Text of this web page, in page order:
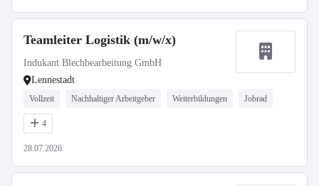
Teamleiter Logistik (m/w/x)
Indukant Blechbearbeitung GmbH
Lennestadt
Vollzeit Nachhaltiger Arbeitgeber Weiterbildungen Jobrad
4
28.07.2026